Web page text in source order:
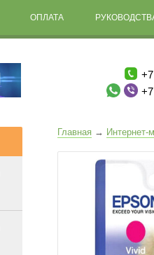
ОПЛАТА
Главная → Интернет-